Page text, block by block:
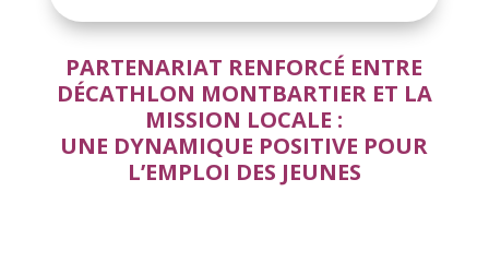
PARTENARIAT RENFORCÉ ENTRE
DÉCATHLON MONTBARTIER ET LA
MISSION LOCALE :
UNE DYNAMIQUE POSITIVE POUR
L’EMPLOI DES JEUNES